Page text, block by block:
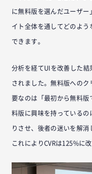
に無料版を選んだユーザ
イト全体を通してどのよ
できます。
分析を経てUIを改善した結
されました。無料版への
要なのは「最初から無料
料版に興味を持っているの
りさせ、後者の迷いを解消
これによりCVRは125%に